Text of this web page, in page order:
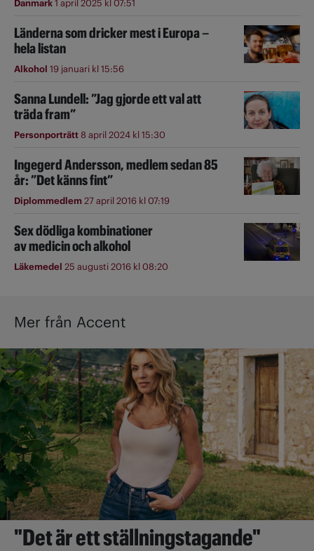
Danmark1 april 2025 kl 07:51
Länderna som dricker mest i Europa –
hela listan
Alkohol 19 januari kl 15:56
Sanna Lundell: ”Jag gjorde ett val att
träda fram”
Personporträtt8 april 2024 kl 15:30
Ingegerd Andersson, medlem sedan 85
år: ”Det känns fint”
Diplommedlem27 april 2016 kl 07:19
Sex dödliga kombinationer
av medicin och alkohol
Läkemedel 25 augusti 2016 kl 08:20
Mer från Accent
"Det är ett ställningstagande"